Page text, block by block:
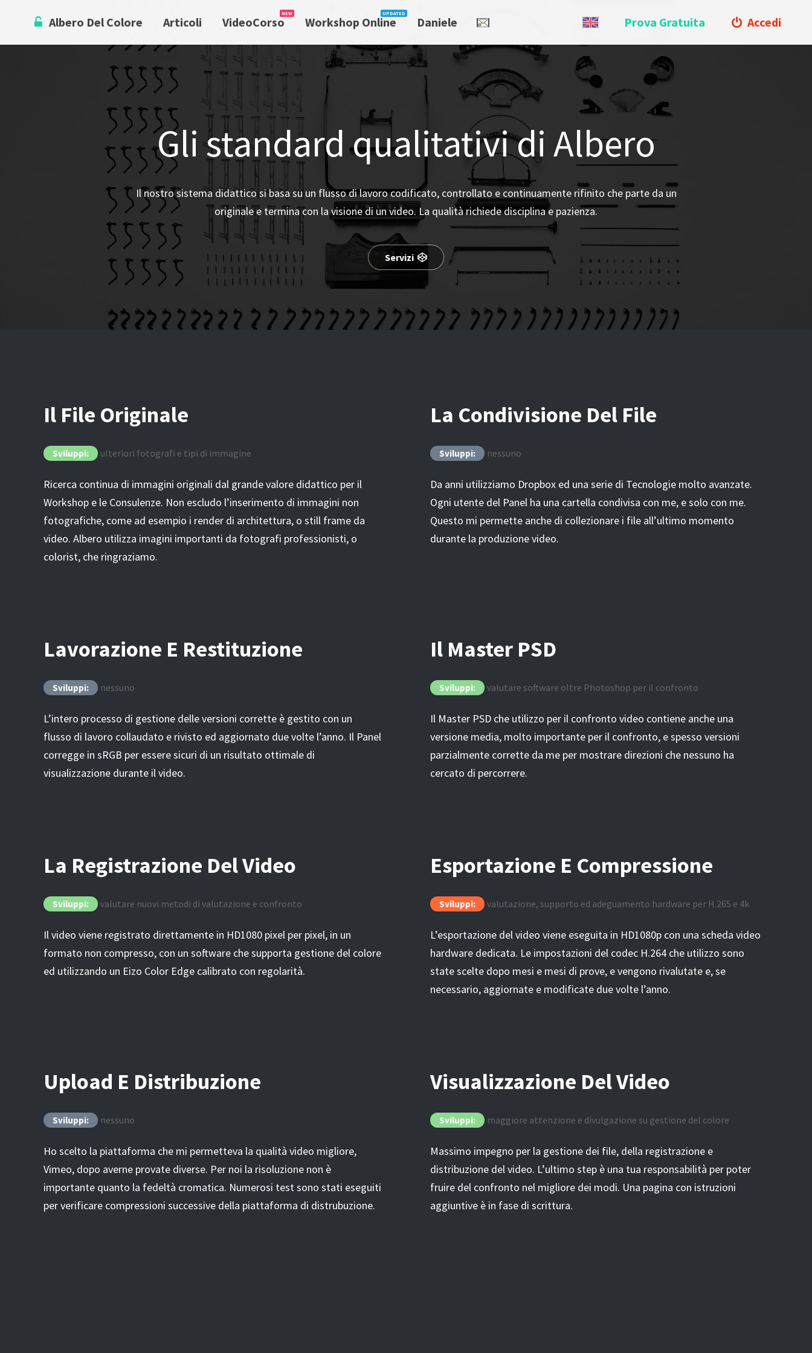
content
Albero Del Colore Articoli VideoCorso Workshop Online Daniele Accedi
Prova Gratuita
Gli standard qualitativi di Albero
Il nostro sistema didattico si basa su un flusso di lavoro codificato, controllato e continuamente rifinito che parte da un
originale e termina con la visione di un video. La qualità richiede disciplina e pazienza.
Servizi
Il File Originale
Sviluppi: ulteriori fotografi e tipi di immagine
Ricerca continua di immagini originali dal grande valore didattico per il
Workshop e le Consulenze. Non escludo l’inserimento di immagini non
fotografiche, come ad esempio i render di architettura, o still frame da
video. Albero utilizza imagini importanti da fotografi professionisti, o
colorist, che ringraziamo.
La Condivisione Del File
Sviluppi: nessuno
Da anni utilizziamo Dropbox ed una serie di Tecnologie molto avanzate.
Ogni utente del Panel ha una cartella condivisa con me, e solo con me.
Questo mi permette anche di collezionare i file all’ultimo momento
durante la produzione video.
Lavorazione E Restituzione
Sviluppi: nessuno
L’intero processo di gestione delle versioni corrette è gestito con un
flusso di lavoro collaudato e rivisto ed aggiornato due volte l’anno. Il Panel
corregge in sRGB per essere sicuri di un risultato ottimale di
visualizzazione durante il video.
Il Master PSD
Sviluppi: valutare software oltre Photoshop per il confronto
Il Master PSD che utilizzo per il confronto video contiene anche una
versione media, molto importante per il confronto, e spesso versioni
parzialmente corrette da me per mostrare direzioni che nessuno ha
cercato di percorrere.
La Registrazione Del Video
Sviluppi: valutare nuovi metodi di valutazione e confronto
Il video viene registrato direttamente in HD1080 pixel per pixel, in un
formato non compresso, con un software che supporta gestione del colore
ed utilizzando un Eizo Color Edge calibrato con regolarità.
Esportazione E Compressione
Sviluppi: valutazione, supporto ed adeguamento hardware per H.265 e 4k
L’esportazione del video viene eseguita in HD1080p con una scheda video
hardware dedicata. Le impostazioni del codec H.264 che utilizzo sono
state scelte dopo mesi e mesi di prove, e vengono rivalutate e, se
necessario, aggiornate e modificate due volte l’anno.
Upload E Distribuzione
Sviluppi: nessuno
Ho scelto la piattaforma che mi permetteva la qualità video migliore,
Vimeo, dopo averne provate diverse. Per noi la risoluzione non è
importante quanto la fedeltà cromatica. Numerosi test sono stati eseguiti
per verificare compressioni successive della piattaforma di distrubuzione.
Visualizzazione Del Video
Sviluppi: maggiore attenzione e divulgazione su gestione del colore
Massimo impegno per la gestione dei file, della registrazione e
distribuzione del video. L’ultimo step è una tua responsabilità per poter
fruire del confronto nel migliore dei modi. Una pagina con istruzioni
aggiuntive è in fase di scrittura.